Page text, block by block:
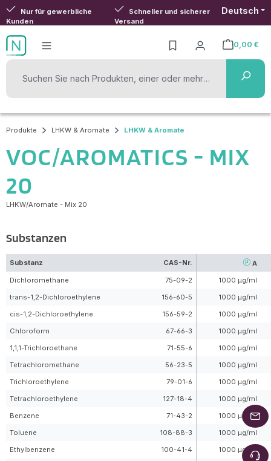
Zum Hauptinhalt springen
Nur für gewerbliche
Kunden
Schneller und sicherer
Versand
Deutsch
0,00 €
Warenkorb
Produkte LHKW & Aromate LHKW & Aromate
VOC/AROMATICS - MIX
20
LHKW/Aromate - Mix 20
Substanzen
Substanz CAS-Nr.
A
Dichloromethane
75-09-2
1000 µg/ml
trans-1,2-Dichloroethylene
156-60-5
1000 µg/ml
cis-1,2-Dichloroethylene
156-59-2
1000 µg/ml
Chloroform
67-66-3
1000 µg/ml
1,1,1-Trichloroethane
71-55-6
1000 µg/ml
Tetrachloromethane
56-23-5
1000 µg/ml
Trichloroethylene
79-01-6
1000 µg/ml
Tetrachloroethylene
127-18-4
1000 µg/ml
Benzene
71-43-2
1000 µg/ml
Toluene
108-88-3
1000 µg/ml
Ethylbenzene
100-41-4
1000 µg/ml